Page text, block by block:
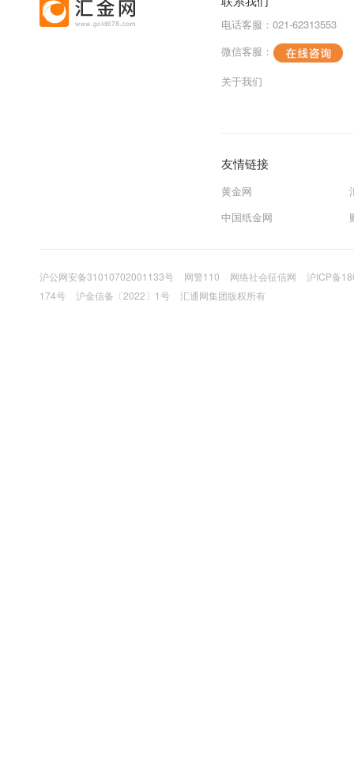
电话客服：021-62313553
微信客服：
关于我们
友情链接
黄金网
中国纸金网
沪公网安备31010702001133号 网警110 网络社会征信网
沪ICP备
174号
沪金信备〔2022〕1号 汇通网集团版权所有